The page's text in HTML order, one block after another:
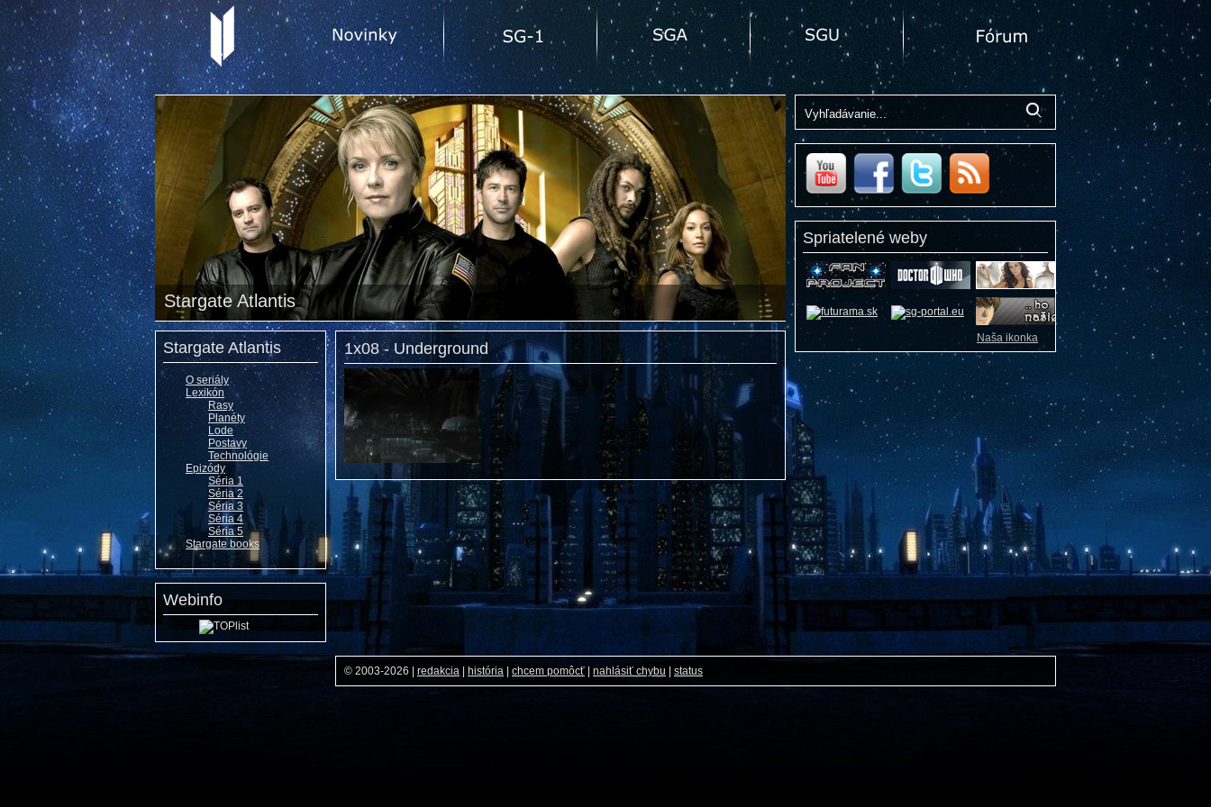
Stargate Atlantis
Stargate Atlantis
O seriály
Lexikón
Rasy
Planéty
Lode
Postavy
Technológie
Epizódy
Séria 1
Séria 2
Séria 3
Séria 4
Séria 5
Stargate books
Webinfo
1x08 - Underground
Spriatelené weby
Naša ikonka
© 2003-2026 redakcia história chcem pomôcť nahlásiť chybu status